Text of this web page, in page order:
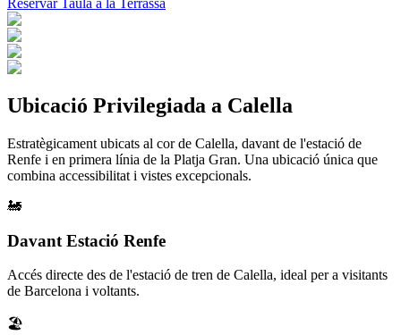
Reservar Taula a la Terrassa
Ubicació Privilegiada a Calella
Estratègicament ubicats al cor de Calella, davant de l'estació de
Renfe i en primera línia de la Platja Gran. Una ubicació única que
combina accessibilitat i vistes excepcionals.
🚂
Davant Estació Renfe
Accés directe des de l'estació de tren de Calella, ideal per a visitants
de Barcelona i voltants.
🏖️